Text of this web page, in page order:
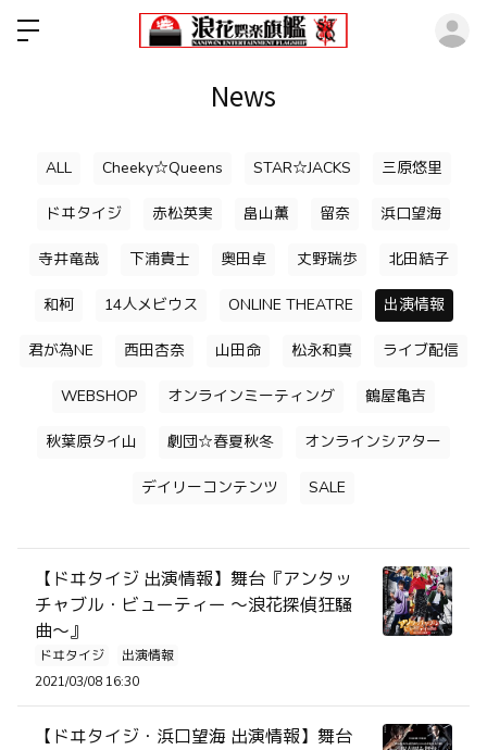
News
ALL Cheeky☆Queens STAR☆JACKS 三原悠里
ドヰタイジ 赤松英実 畠山薫 留奈 浜口望海
寺井竜哉 下浦貴士 奥田卓 丈野瑞歩 北田結子
和柯 14人メビウス ONLINE THEATRE 出演情報
君が為NE 西田杏奈 山田命 松永和真 ライブ配信
WEBSHOP オンラインミーティング 鶴屋亀吉
秋葉原タイ山 劇団☆春夏秋冬 オンラインシアター
デイリーコンテンツ SALE
【ドヰタイジ 出演情報】舞台『アンタッ
チャブル・ビューティー ～浪花探偵狂騒
曲～』
ドヰタイジ
出演情報
2021/03/08 16:30
【ドヰタイジ・浜口望海 出演情報】舞台